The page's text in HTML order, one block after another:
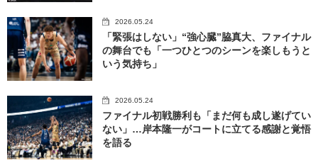
2026.05.24
「緊張はしない」“強心臓”脇真大、ファイナル
の舞台でも「一つひとつのシーンを楽しもうと
いう気持ち」
2026.05.24
ファイナル初戦勝利も「まだ何も成し遂げてい
ない」…岸本隆一がコートに立てる感謝と覚悟
を語る